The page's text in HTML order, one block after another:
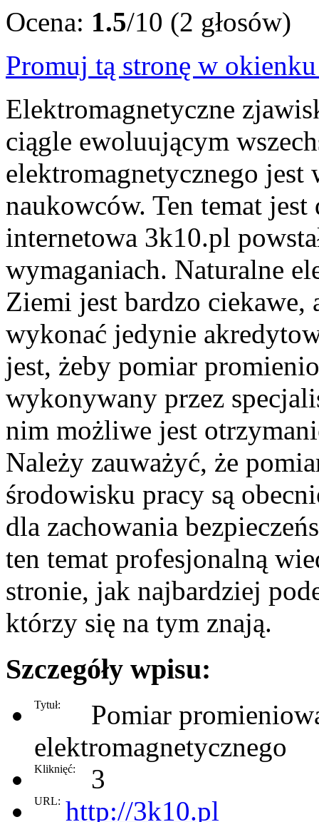
Ocena: 1.5/10 (2 głosów)
Promuj tą stronę w
Elektromagnetyczne
ciągle ewoluującym
elektromagnetycznego
naukowców. Ten temat
internetowa 3k10.pl
wymaganiach. Naturalne
Ziemi jest bardzo ciekawe,
wykonać jedynie
jest, żeby pomiar
wykonywany przez
nim możliwe jest
Należy zauważyć, że
środowisku pracy są
dla zachowania
ten temat profesjonalną
stronie, jak najbardziej
którzy się na tym znają.
Szczegóły wpisu:
Tytuł:
Pomiar
elektromagnetycznego
Kliknięć: 3
URL: http://3k10.pl